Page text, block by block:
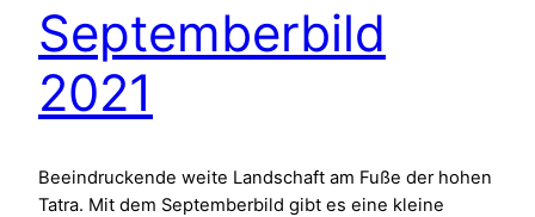
Septemberbild
2021
Beeindruckende weite Landschaft am Fuße der hohen
Tatra. Mit dem Septemberbild gibt es eine kleine